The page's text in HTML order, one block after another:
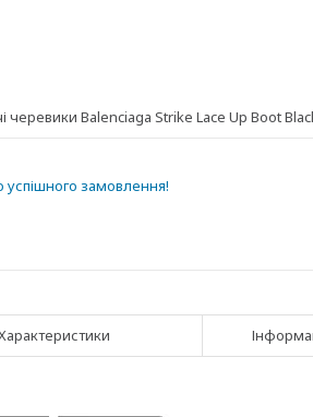
Balenciaga Strike Lace Up Boot
замовлення!